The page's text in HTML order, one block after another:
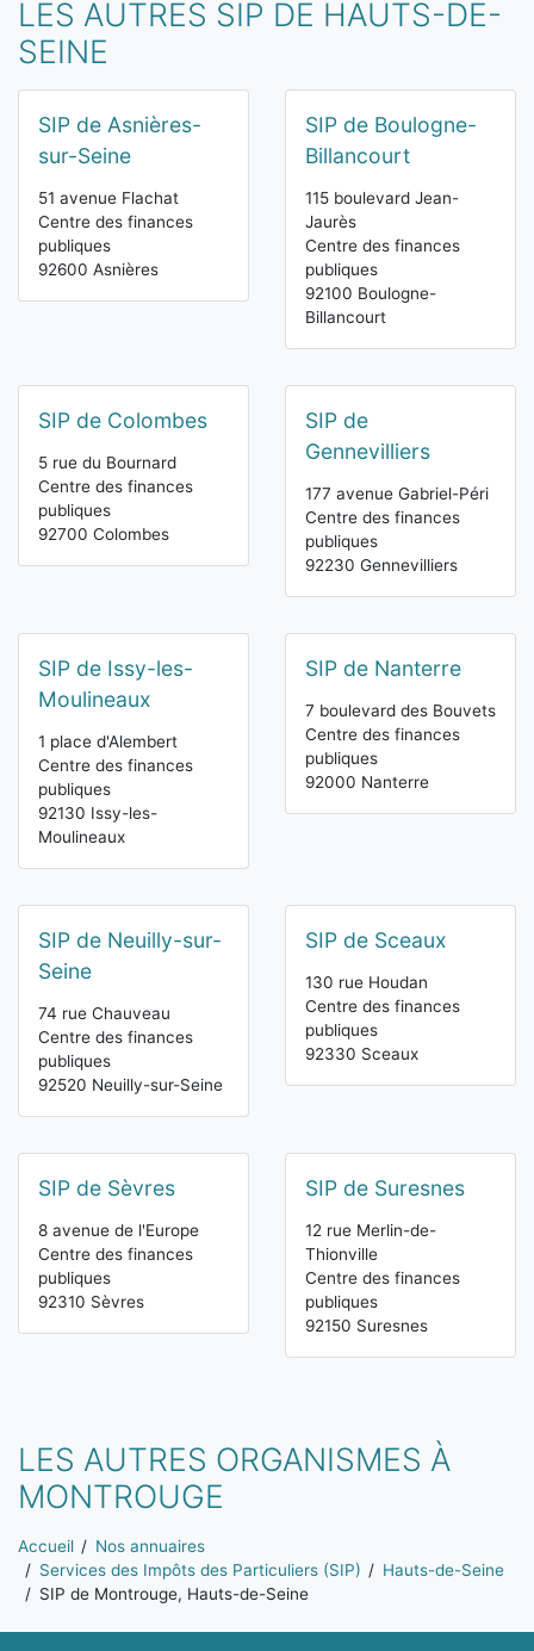
LES AUTRES SIP DE HAUTS-DE-
SEINE
SIP de Asnières-
sur-Seine
51 avenue Flachat
Centre des finances
publiques
92600 Asnières
SIP de Boulogne-
Billancourt
115 boulevard Jean-
Jaurès
Centre des finances
publiques
92100 Boulogne-
Billancourt
SIP de Colombes
5 rue du Bournard
Centre des finances
publiques
92700 Colombes
SIP de
Gennevilliers
177 avenue Gabriel-Péri
Centre des finances
publiques
92230 Gennevilliers
SIP de Issy-les-
Moulineaux
1 place d'Alembert
Centre des finances
publiques
92130 Issy-les-
Moulineaux
SIP de Nanterre
7 boulevard des Bouvets
Centre des finances
publiques
92000 Nanterre
SIP de Neuilly-sur-
Seine
74 rue Chauveau
Centre des finances
publiques
92520 Neuilly-sur-Seine
SIP de Sceaux
130 rue Houdan
Centre des finances
publiques
92330 Sceaux
SIP de Sèvres
8 avenue de l'Europe
Centre des finances
publiques
92310 Sèvres
SIP de Suresnes
12 rue Merlin-de-
Thionville
Centre des finances
publiques
92150 Suresnes
LES AUTRES ORGANISMES À
MONTROUGE
Vous êtes ici:
Accueil
Nos annuaires
Services des Impôts des Particuliers (SIP)
Hauts-de-Seine
SIP de Montrouge, Hauts-de-Seine